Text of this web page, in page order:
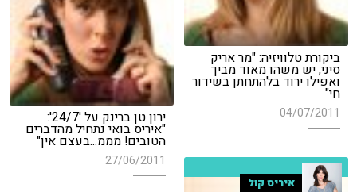
ביקורת טלוויזיה: "מר אריק
סיני, יש משהו מאוד מביך
ואפילו ירוד בלהתחתן בשידור
חי"
04/07/2011 ירון טן ברינק על '24/7':
"איריס בואי נתחיל מהדברים
הטובים! מממ...בעצם אין"
27/06/2011
איריס קול